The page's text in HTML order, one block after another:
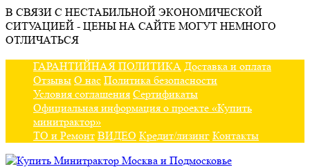
В СВЯЗИ С НЕСТАБИЛЬНОЙ ЭКОНОМИЧЕСКОЙ
СИТУАЦИЕЙ - ЦЕНЫ НА САЙТЕ МОГУТ НЕМНОГО
ОТЛИЧАТЬСЯ
ГАРАНТИЙНАЯ ПОЛИТИКА Доставка и оплата
Отзывы О нас Политика безопасности
Условия соглашения Сертификаты
Официальная информация о проекте «Купить
минитрактор»
ТО и Ремонт ВИДЕО Кредит/лизинг Контакты